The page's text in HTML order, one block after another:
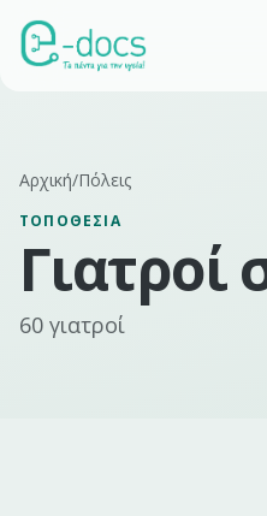
Αρχική/Πόλεις
ΤΟΠΟΘΕΣΊΑ
Γιατροί
60 γιατροί